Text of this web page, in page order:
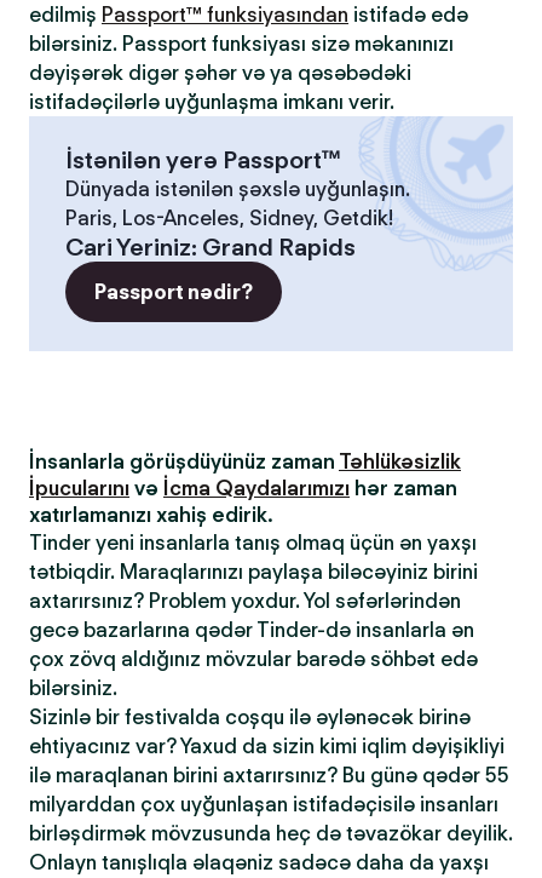
edilmiş Passport™ funksiyasından istifadə edə
bilərsiniz. Passport funksiyası sizə məkanınızı
dəyişərək digər şəhər və ya qəsəbədəki
istifadəçilərlə uyğunlaşma imkanı verir.
İstənilən yerə Passport™
Dünyada istənilən şəxslə uyğunlaşın.
Paris, Los-Anceles, Sidney, Getdik!
Cari Yeriniz: Grand Rapids
Passport nədir?
İnsanlarla görüşdüyünüz zaman Təhlükəsizlik
İpucularını və İcma Qaydalarımızı hər zaman
xatırlamanızı xahiş edirik.
Tinder yeni insanlarla tanış olmaq üçün ən yaxşı
tətbiqdir. Maraqlarınızı paylaşa biləcəyiniz birini
axtarırsınız? Problem yoxdur. Yol səfərlərindən
gecə bazarlarına qədər Tinder-də insanlarla ən
çox zövq aldığınız mövzular barədə söhbət edə
bilərsiniz.
Sizinlə bir festivalda coşqu ilə əylənəcək birinə
ehtiyacınız var? Yaxud da sizin kimi iqlim dəyişikliyi
ilə maraqlanan birini axtarırsınız? Bu günə qədər 55
milyarddan çox uyğunlaşan istifadəçisilə insanları
birləşdirmək mövzusunda heç də təvazökar deyilik.
Onlayn tanışlıqla əlaqəniz sadəcə daha da yaxşı